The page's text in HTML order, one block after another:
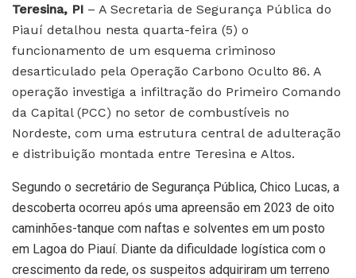
Teresina, PI – A Secretaria de Segurança Pública do
Piauí detalhou nesta quarta-feira (5) o
funcionamento de um esquema criminoso
desarticulado pela Operação Carbono Oculto 86. A
operação investiga a infiltração do Primeiro Comando
da Capital (PCC) no setor de combustíveis no
Nordeste, com uma estrutura central de adulteração
e distribuição montada entre Teresina e Altos.
Segundo o secretário de Segurança Pública, Chico Lucas, a
descoberta ocorreu após uma apreensão em 2023 de oito
caminhões-tanque com naftas e solventes em um posto
em Lagoa do Piauí. Diante da dificuldade logística com o
crescimento da rede, os suspeitos adquiriram um terreno